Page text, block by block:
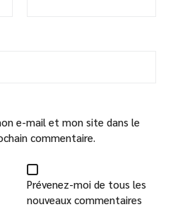
e-mail et mon site dans le
commentaire.
Prévenez-moi de tous les
nouveaux commentaires